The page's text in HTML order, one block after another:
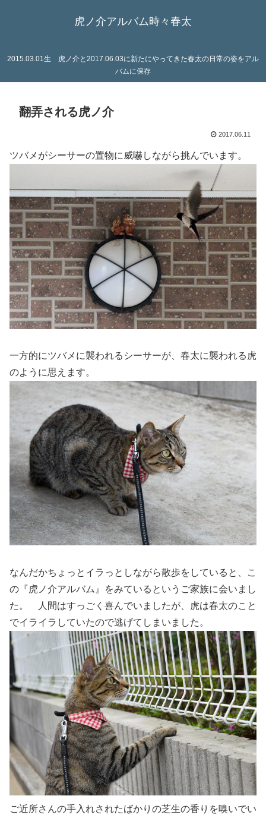
虎ノ介アルバム時々春太
2015.03.01生 虎ノ介と2017.06.03に新たにやってきた春太の日常の姿をアル
バムに保存
翻弄される虎ノ介
2017.06.11
ツバメがシーサーの置物に威嚇しながら挑んでいます。
一方的にツバメに襲われるシーサーが、春太に襲われる虎
のように思えます。
なんだかちょっとイラっとしながら散歩をしていると、こ
の『虎ノ介アルバム』をみているというご家族に会いまし
た。 人間はすっごく喜んでいましたが、虎は春太のこと
でイライラしていたので逃げてしまいました。
ご近所さんの手入れされたばかりの芝生の香りを嗅いでい